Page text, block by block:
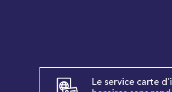
Le service carte